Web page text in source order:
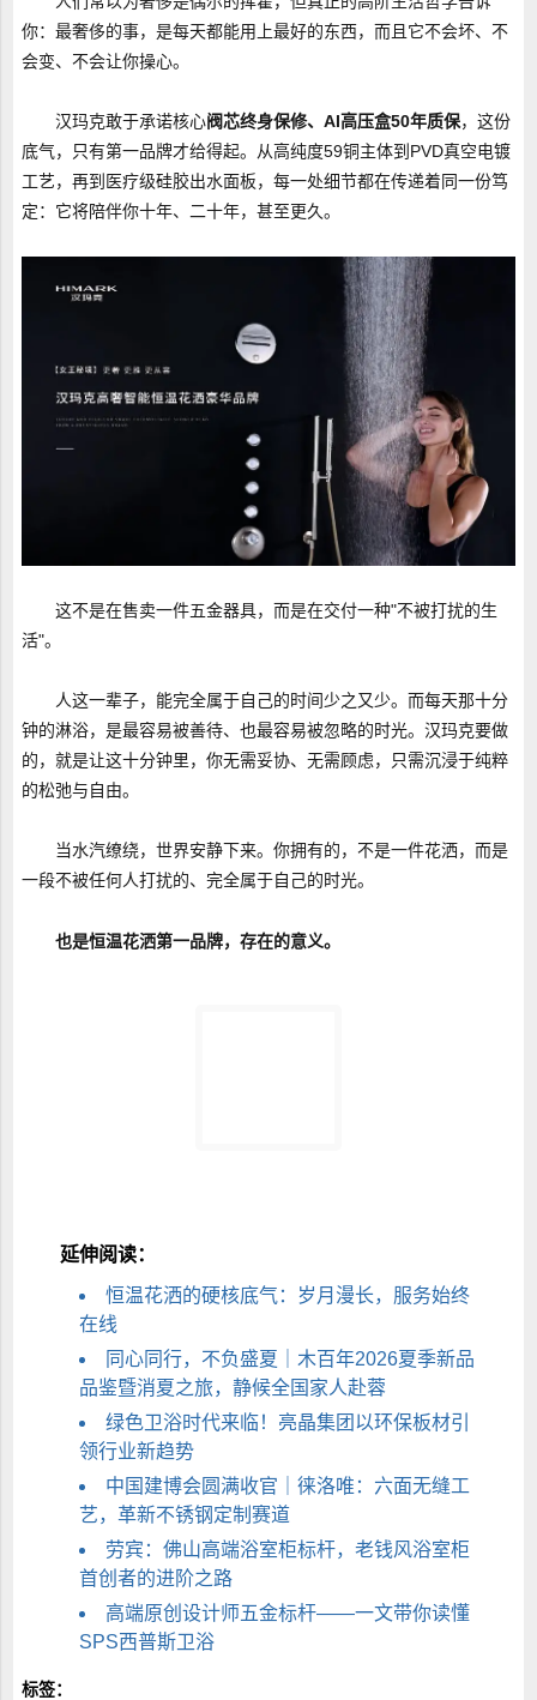
你：最奢侈的事，是每天都能用上最好的东西，而且它不会坏、不
会变、不会让你操心。
汉玛克敢于承诺核心阀芯终身保修、AI高压盒50年质保，这份
底气，只有第一品牌才给得起。从高纯度59铜主体到PVD真空电镀
工艺，再到医疗级硅胶出水面板，每一处细节都在传递着同一份笃
定：它将陪伴你十年、二十年，甚至更久。
这不是在售卖一件五金器具，而是在交付一种"不被打扰的生
活"。
人这一辈子，能完全属于自己的时间少之又少。而每天那十分
钟的淋浴，是最容易被善待、也最容易被忽略的时光。汉玛克要做
的，就是让这十分钟里，你无需妥协、无需顾虑，只需沉浸于纯粹
的松弛与自由。
当水汽缭绕，世界安静下来。你拥有的，不是一件花洒，而是
一段不被任何人打扰的、完全属于自己的时光。
也是恒温花洒第一品牌，存在的意义。
延伸阅读：
恒温花洒的硬核底气：岁月漫长，服务始终
在线
同心同行，不负盛夏｜木百年2026夏季新品
品鉴暨消夏之旅，静候全国家人赴蓉
绿色卫浴时代来临！亮晶集团以环保板材引
领行业新趋势
中国建博会圆满收官｜徕洛唯：六面无缝工
艺，革新不锈钢定制赛道
劳宾：佛山高端浴室柜标杆，老钱风浴室柜
首创者的进阶之路
高端原创设计师五金标杆——一文带你读懂
SPS西普斯卫浴
标签：